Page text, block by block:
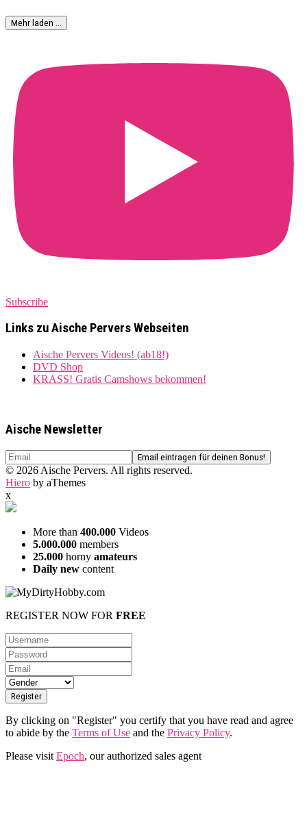
Mehr laden …
Subscribe
Links zu Aische Pervers Webseiten
Aische Pervers Videos! (ab18!)
DVD Shop
KRASS! Gratis Camshows bekommen!
Aische Newsletter
© 2026 Aische Pervers. All rights reserved.
Hiero by aThemes
x
More than 400.000 Videos
5.000.000 members
25.000 horny amateurs
Daily new content
REGISTER NOW FOR FREE
By clicking on "Register" you certify that you have read and agree
to abide by the Terms of Use and the Privacy Policy.
Please visit Epoch, our authorized sales agent